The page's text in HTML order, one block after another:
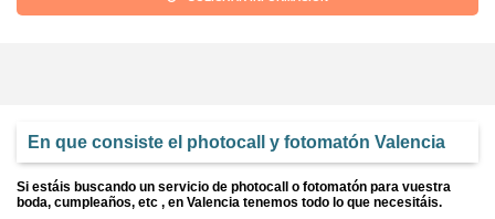
En que consiste el photocall y fotomatón Valencia
Si estáis buscando un servicio de photocall o fotomatón para vuestra
boda, cumpleaños, etc , en Valencia tenemos todo lo que necesitáis.